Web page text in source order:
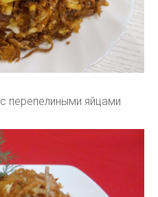
перепелиными яйцами